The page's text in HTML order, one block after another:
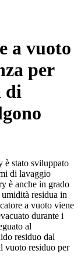
a vuoto
per
di
è stato sviluppato
di lavaggio
è anche in grado
residua in
a vuoto viene
durante i
al
residuo dal
vuoto residuo per